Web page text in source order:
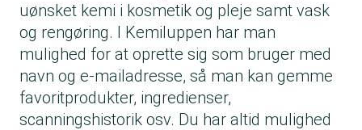
uønsket kemi i kosmetik og pleje samt vask
og rengøring. I Kemiluppen har man
mulighed for at oprette sig som bruger med
navn og e-mailadresse, så man kan gemme
favoritprodukter, ingredienser,
scanningshistorik osv. Du har altid mulighed